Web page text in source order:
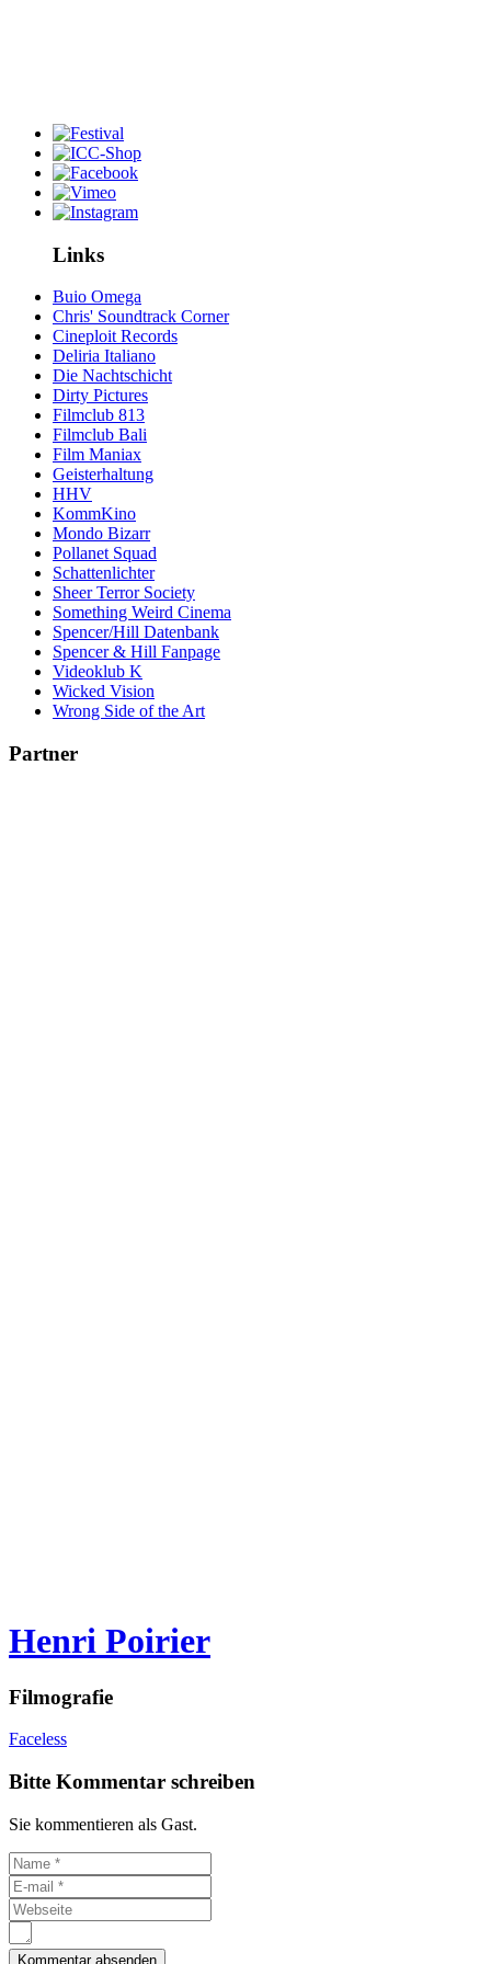
Links
Buio Omega
Chris' Soundtrack Corner
Cineploit Records
Deliria Italiano
Die Nachtschicht
Dirty Pictures
Filmclub 813
Filmclub Bali
Film Maniax
Geisterhaltung
HHV
KommKino
Mondo Bizarr
Pollanet Squad
Schattenlichter
Sheer Terror Society
Something Weird Cinema
Spencer/Hill Datenbank
Spencer & Hill Fanpage
Videoklub K
Wicked Vision
Wrong Side of the Art
Partner
Henri Poirier
Filmografie
Faceless
Bitte Kommentar schreiben
Sie kommentieren als Gast.